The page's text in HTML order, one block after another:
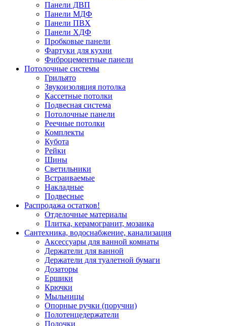
Панели ДВП
Панели МДФ
Панели ПВХ
Панели ХДФ
Пробковые панели
Фартуки для кухни
Фиброцементные панели
Потолочные системы
Грильято
Звукоизоляция потолка
Кассетные потолки
Подвесная система
Потолочные панели
Реечные потолки
Комплекты
Кубота
Рейки
Шины
Светильники
Встраиваемые
Накладные
Подвесные
Распродажа остатков!
Отделочные материалы
Плитка, керамогранит, мозаика
Сантехника, водоснабжение, канализация
Аксессуары для ванной комнаты
Держатели для ванной
Держатели для туалетной бумаги
Дозаторы
Ершики
Крючки
Мыльницы
Опорные ручки (поручни)
Полотенцедержатели
Полочки